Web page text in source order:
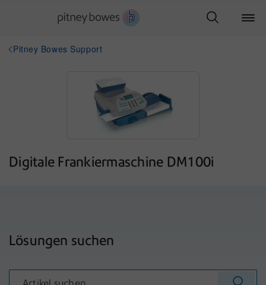
Pitney Bowes Support
Digitale Frankiermaschine DM100i
Lösungen suchen